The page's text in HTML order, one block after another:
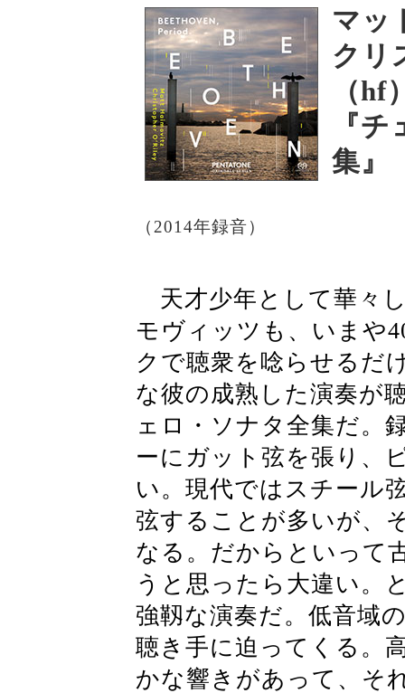
マッ
クリ
（hf
『
集』
（2014年録音）
天才少年として華々
モヴィッツも、いまや
クで聴衆を唸らせるだ
な彼の成熟した演奏が
ェロ・ソナタ全集だ。
ーにガット弦を張り、
い。現代ではスチール
弦することが多いが、
なる。だからといって
うと思ったら大違い。
強靱な演奏だ。低音域
聴き手に迫ってくる。
かな響きがあって、そ